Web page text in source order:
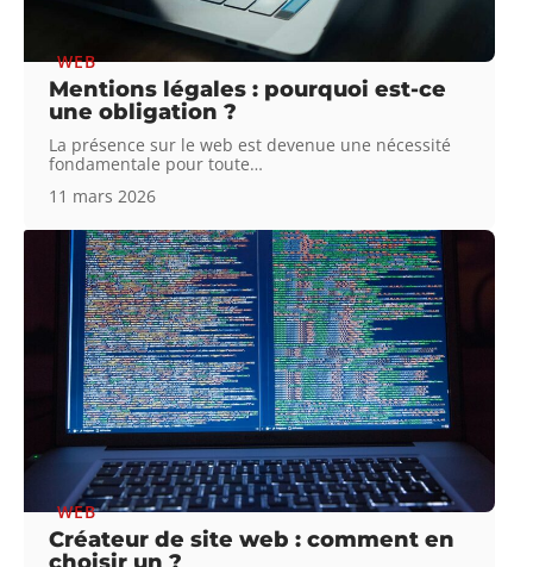
WEB
Mentions légales : pourquoi est-ce
une obligation ?
La présence sur le web est devenue une nécessité
fondamentale pour toute…
11 mars 2026
WEB
Créateur de site web : comment en